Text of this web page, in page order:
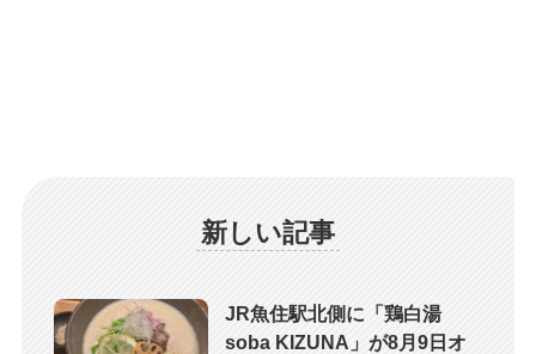
新しい記事
JR魚住駅北側に「鶏白湯
soba KIZUNA」が8月9日オ